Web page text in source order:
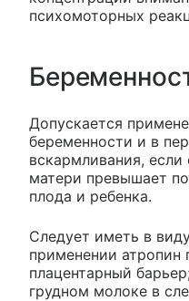
психомоторных
Допускается
беременности и в
вскармливания,
матери превышает
плода и ребенка.
Следует иметь в
применении атропин
плацентарный
грудном молоке в